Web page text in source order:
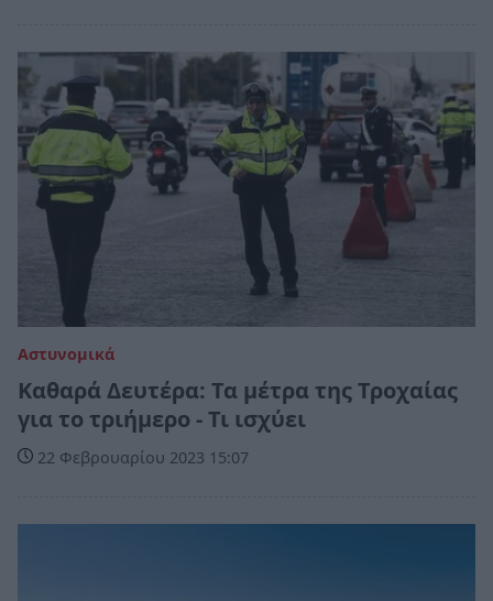
Αστυνομικά
Καθαρά Δευτέρα: Τα μέτρα της Τροχαίας
για το τριήμερο - Τι ισχύει
22 Φεβρουαρίου 2023 15:07